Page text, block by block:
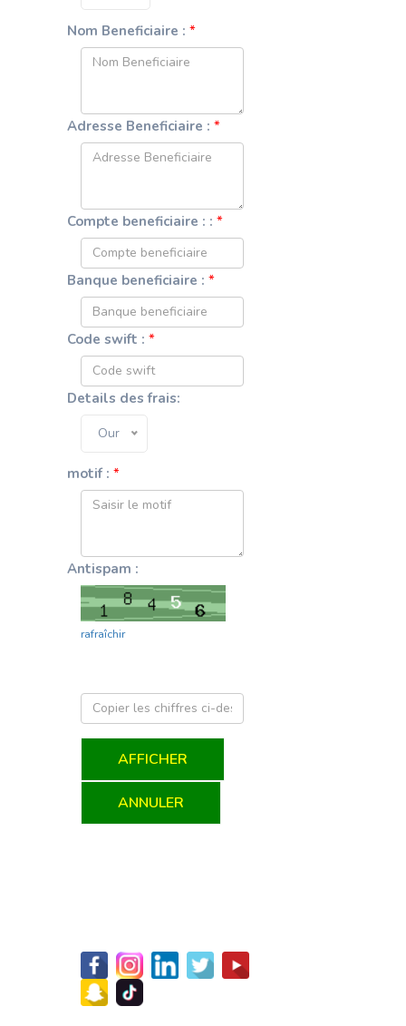
Nom Beneficiaire : *
Adresse Beneficiaire : *
Compte beneficiaire : : *
Banque beneficiaire : *
Code swift : *
Details des frais:
Our
motif : *
Antispam :
rafraîchir
AFFICHER
ANNULER